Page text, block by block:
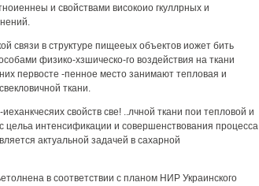
и свойствами високоио гкуллрных и
связи в структуре пищееых объектов иожет бить
физико-хзшическо-го воздействия на ткани
первосте -пенное место занимают тепловая и
ткани.
свойств све! ..лчной ткани пои тепловой и
цельа интенсификации и совершенствования процесса
актуальной задачей в сахарной
в соответствии с планом НИР Украинского